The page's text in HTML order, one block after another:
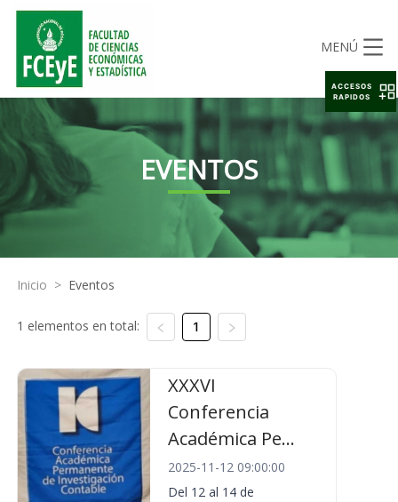
MENÚ
EVENTOS
Inicio > Eventos
1 elementos en total: 1
XXXVI
Conferencia
Académica Pe...
2025-11-12 09:00:00
Del 12 al 14 de
ACCESOS
RAPIDOS